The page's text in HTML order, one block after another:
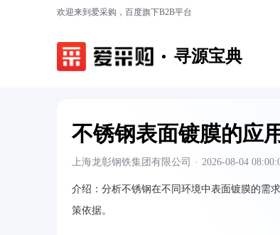
欢迎来到爱采购，百度旗下B2B平台
寻源宝典
不锈钢表面镀膜的应
上海龙彰钢铁集团有限公司 · 2026-08-04
介绍： 分析不锈钢在不同环境中表面镀膜的需
策依据。